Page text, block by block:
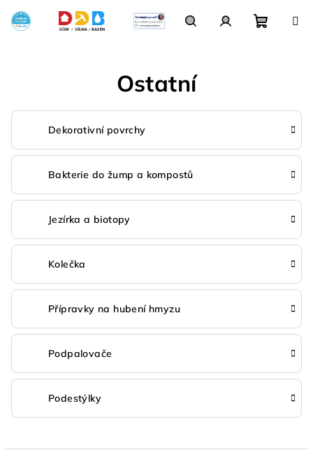
obsah
Ostatní
Dekorativní povrchy
Bakterie do žump a kompostů
Jezírka a biotopy
Kolečka
Přípravky na hubení hmyzu
Podpalovače
Podestýlky